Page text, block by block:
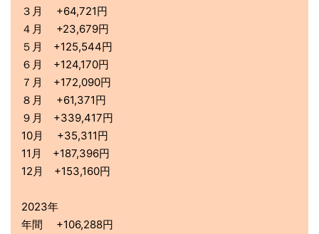
３月 +64,721円
４月 +23,679円
５月 +125,544円
６月 +124,170円
７月 +172,090円
８月 +61,371円
９月 +339,417円
10月 +35,311円
11月 +187,396円
12月 +153,160円
2023年
年間 +106,288円